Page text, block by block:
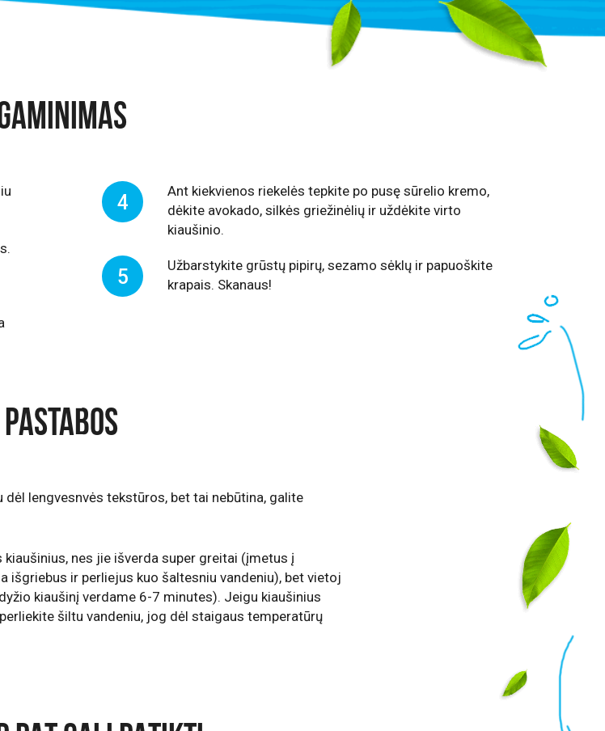
4
Ant kiekvienos riekelės tepkite po pusę sūrelio kremo,
dėkite avokado, silkės griežinėlių ir uždėkite virto
kiaušinio.
5
Užbarstykite grūstų pipirų, sezamo sėklų ir papuoškite
krapais. Skanaus!
PASTABOS
lengvesnvės tekstūros, bet tai nebūtina, galite
nes jie išverda super greitai (įmetus į
išgriebus ir perliejus kuo šaltesniu vandeniu), bet vietoj
kiaušinį verdame 6-7 minutes). Jeigu kiaušinius
šiltu vandeniu, jog dėl staigaus temperatūrų